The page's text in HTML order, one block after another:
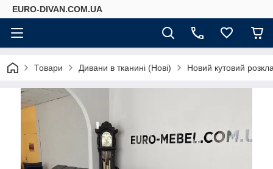
EURO-DIVAN.COM.UA
Товари Дивани в тканині (Нові) Новий кутовий